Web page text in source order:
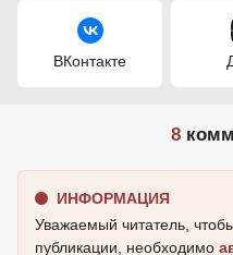
ВКонтакте
8
ИНФОРМАЦИЯ
Уважаемый читатель,
публикации, необходимо